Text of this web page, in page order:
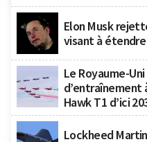
Elon Musk
visant à
Le Royaume-
d’entraînement
Hawk T1 d’ici
Lockheed